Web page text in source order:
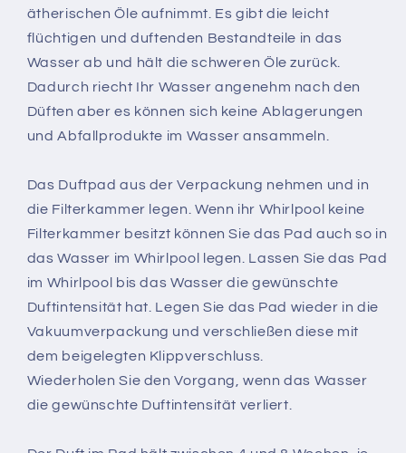
ätherischen Öle aufnimmt. Es gibt die leicht
flüchtigen und duftenden Bestandteile in das
Wasser ab und hält die schweren Öle zurück.
Dadurch riecht Ihr Wasser angenehm nach den
Düften aber es können sich keine Ablagerungen
und Abfallprodukte im Wasser ansammeln.
Das Duftpad aus der Verpackung nehmen und in
die Filterkammer legen. Wenn ihr Whirlpool keine
Filterkammer besitzt können Sie das Pad auch so in
das Wasser im Whirlpool
legen. Lassen Sie das Pad
im Whirlpool bis das Wasser die gewünschte
Duftintensität hat. Legen Sie das Pad wieder in die
Vakuumverpackung und verschließen diese mit
dem beigelegten Klippverschluss.
Wiederholen Sie den Vorgang, wenn das Wasser
die gewünschte Duftintensität verliert.